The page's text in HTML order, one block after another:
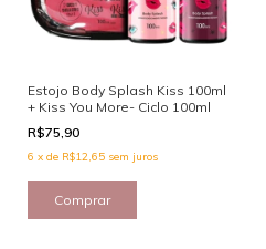
Estojo Body Splash Kiss 100ml
+ Kiss You More- Ciclo 100ml
R$75,90
6 x de R$12,65 sem juros